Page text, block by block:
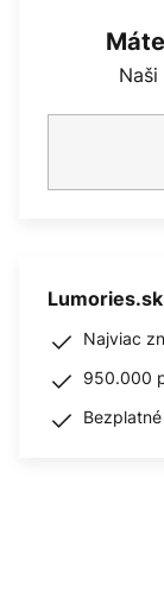
Lumories.sk
Najviac
950.000